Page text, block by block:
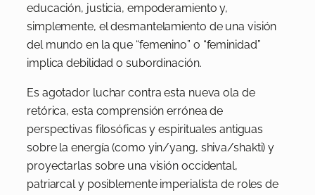
educación, justicia, empoderamiento y,
simplemente, el desmantelamiento de una visión
del mundo en la que “femenino” o “feminidad”
implica debilidad o subordinación.
Es agotador luchar contra esta nueva ola de
retórica, esta comprensión errónea de
perspectivas filosóficas y espirituales antiguas
sobre la energía (como yin/yang, shiva/shakti) y
proyectarlas sobre una visión occidental,
patriarcal y posiblemente imperialista de roles de